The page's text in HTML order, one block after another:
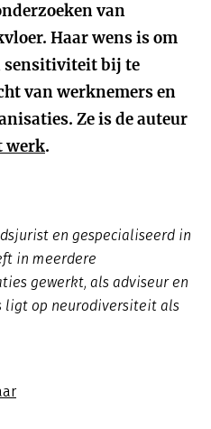
van
Haar wens is om
sensitiviteit bij te
van werknemers en
Ze is de auteur
werk.
en gespecialiseerd in
in meerdere
gewerkt, als adviseur en
ligt op neurodiversiteit als